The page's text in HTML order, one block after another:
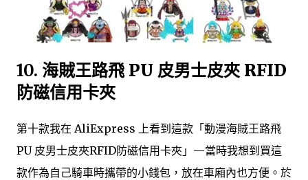
10. 海賊王路飛 PU 皮男士皮夾 RFID
防磁信用卡夾
第十款我在 AliExpress 上看到這款「動漫海賊王路飛
PU 皮男士皮夾RFID防磁信用卡夾」—當時我想到買這
款作為自己騎車時攜帶的小錢包，放在車廂內也方便。於